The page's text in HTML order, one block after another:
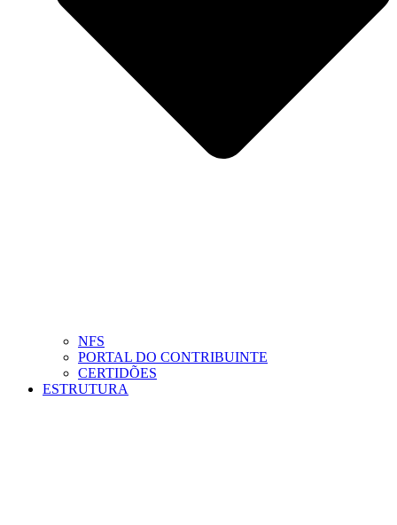
NFS
PORTAL DO CONTRIBUINTE
CERTIDÕES
ESTRUTURA